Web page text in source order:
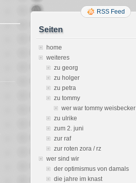
RSS Feed
Seiten
home
weiteres
zu georg
zu holger
zu petra
zu tommy
wer war tommy weisbecker
zu ulrike
zum 2. juni
zur raf
zur roten zora / rz
wer sind wir
der optimismus von damals
die jahre im knast